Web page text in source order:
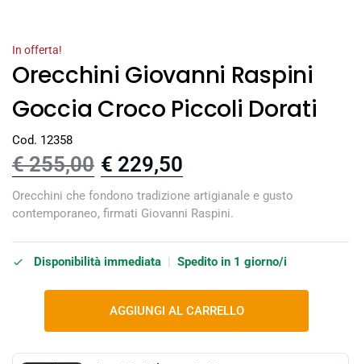
In offerta!
Orecchini Giovanni Raspini
Goccia Croco Piccoli Dorati
Cod. 12358
€255,00 € 229,50
Orecchini che fondono tradizione artigianale e gusto
contemporaneo, firmati Giovanni Raspini.
Disponibilità immediata Spedito in 1 giorno/i
AGGIUNGI AL CARRELLO